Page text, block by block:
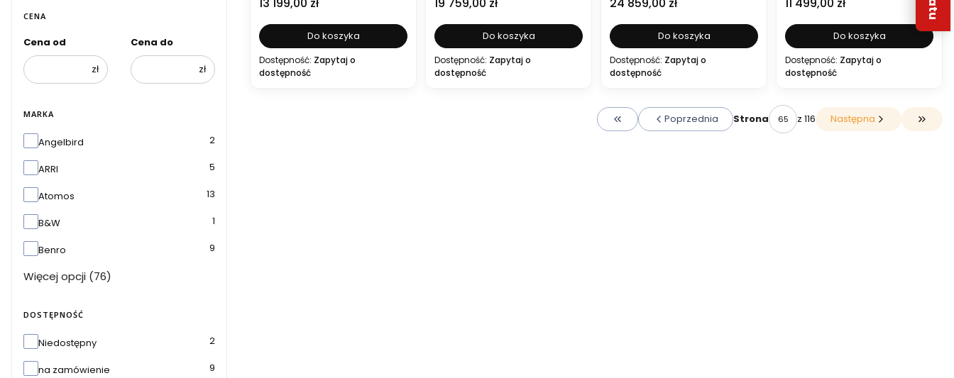
CENA
Cena od
zł
Cena do
zł
MARKA
Marka
Angelbird 2
ARRI 5
Atomos 13
B&W 1
Benro 9
Więcej opcji (76)
DOSTĘPNOŚĆ
Dostępność
Niedostępny 2
na zamówienie 9
Do koszyka
Dostępność: Zapytaj o
dostępność
Do koszyka
Dostępność: Zapytaj o
dostępność
Do koszyka
Dostępność: Zapytaj o
dostępność
Do koszyka
Dostępność: Zapytaj o
dostępność
Wróć do pierwszej strony z produktami
Poprzednia Strona z 116 Następna